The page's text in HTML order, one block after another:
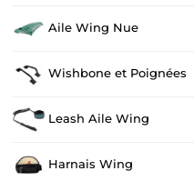
Aile Wing Nue
Wishbone et Poignées
Leash Aile Wing
Harnais Wing